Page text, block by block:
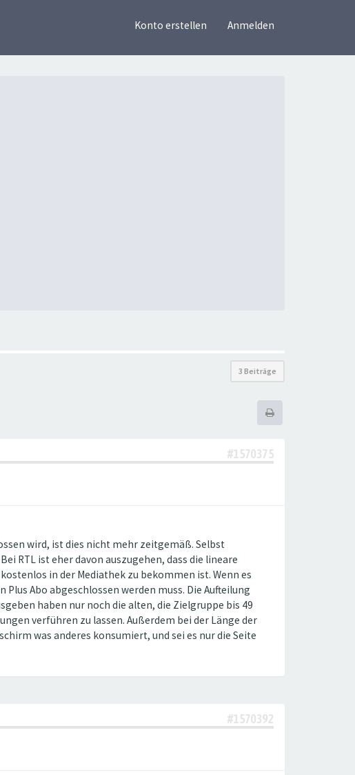
Konto erstellen Anmelden
3 Beiträge
#1570375
wird, ist dies nicht mehr zeitgemäß. Selbst
RTL ist eher davon auszugehen, dass die lineare
in der Mediathek zu bekommen ist. Wenn es
Abo abgeschlossen werden muss. Die Aufteilung
haben nur noch die alten, die Zielgruppe bis 49
verführen zu lassen. Außerdem bei der Länge der
was anderes konsumiert, und sei es nur die Seite
#1570392